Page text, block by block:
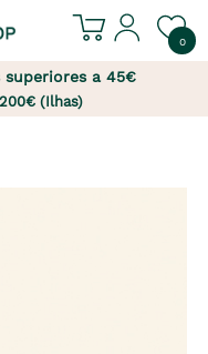
0
a 45€
(Ilhas)